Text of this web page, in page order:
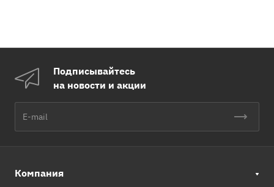
Подписывайтесь
на новости и акции
Компания